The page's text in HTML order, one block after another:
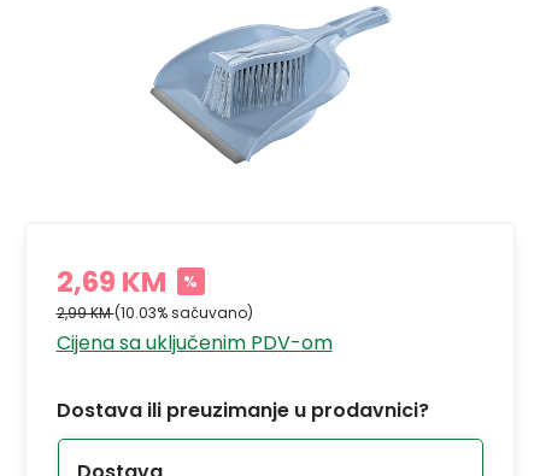
2,69 KM %
2,99 KM(10.03% sačuvano)
Cijena sa uključenim PDV-om
Dostava ili preuzimanje u prodavnici?